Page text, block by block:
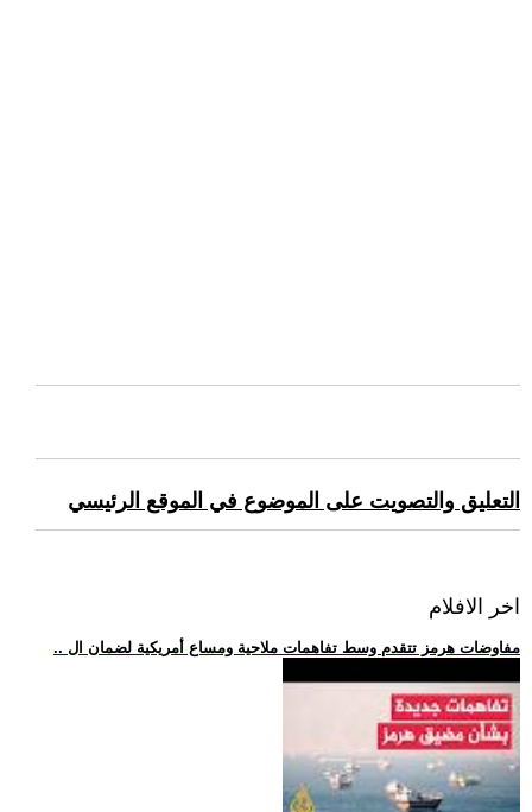
التعليق والتصويت على الموضوع في الموقع الرئيسي
اخر الافلام
.. مفاوضات هرمز تتقدم وسط تفاهمات ملاحية ومساع أمريكية لضمان ال